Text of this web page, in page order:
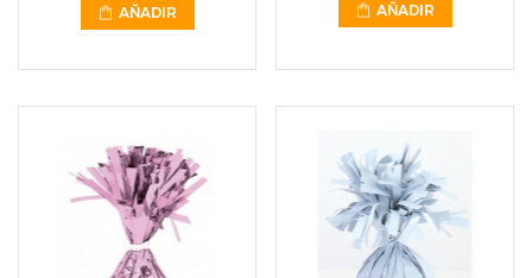
AÑADIR AÑADIR